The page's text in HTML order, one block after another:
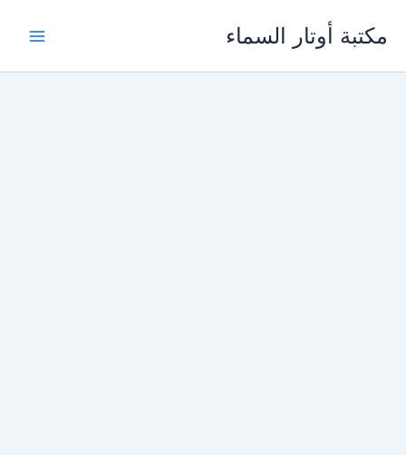
مكتبة أوتار السماء